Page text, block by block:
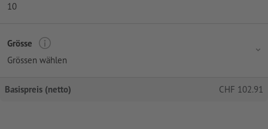
10
Grösse
Grössen wählen
Basispreis (netto) CHF 102.91